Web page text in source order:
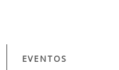
EVENTOS